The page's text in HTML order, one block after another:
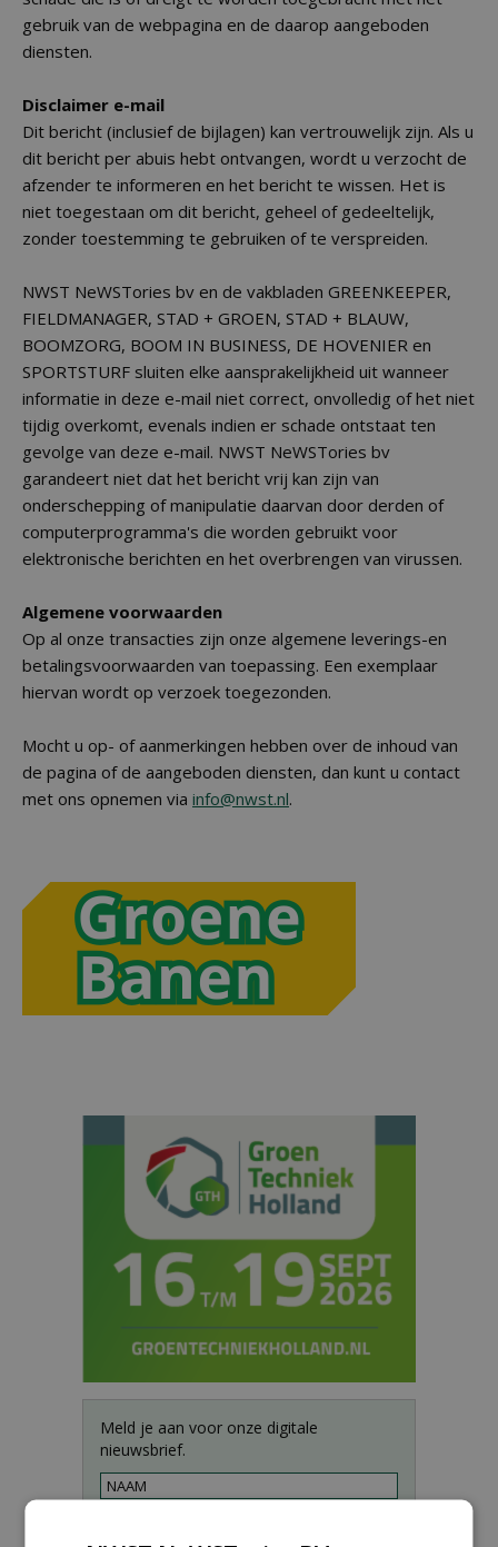
gebruik van de webpagina en de daarop aangeboden
diensten.
Disclaimer e-mail
Dit bericht (inclusief de bijlagen) kan vertrouwelijk zijn. Als u
dit bericht per abuis hebt ontvangen, wordt u verzocht de
afzender te informeren en het bericht te wissen. Het is
niet toegestaan om dit bericht, geheel of gedeeltelijk,
zonder toestemming te gebruiken of te verspreiden.
NWST NeWSTories bv en de vakbladen GREENKEEPER,
FIELDMANAGER, STAD + GROEN, STAD + BLAUW,
BOOMZORG, BOOM IN BUSINESS, DE HOVENIER en
SPORTSTURF sluiten elke aansprakelijkheid uit wanneer
informatie in deze e-mail niet correct, onvolledig of het niet
tijdig overkomt, evenals indien er schade ontstaat ten
gevolge van deze e-mail. NWST NeWSTories bv
garandeert niet dat het bericht vrij kan zijn van
onderschepping of manipulatie daarvan door derden of
computerprogramma's die worden gebruikt voor
elektronische berichten en het overbrengen van virussen.
Algemene voorwaarden
Op al onze transacties zijn onze algemene leverings-en
betalingsvoorwaarden van toepassing. Een exemplaar
hiervan wordt op verzoek toegezonden.
Mocht u op- of aanmerkingen hebben over de inhoud van
de pagina of de aangeboden diensten, dan kunt u contact
met ons opnemen via info@nwst.nl.
Meld je aan voor onze digitale
nieuwsbrief.